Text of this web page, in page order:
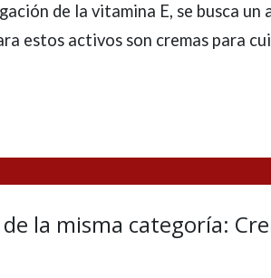
de la vitamina E, se busca
estos activos son cremas para
la misma categoría: